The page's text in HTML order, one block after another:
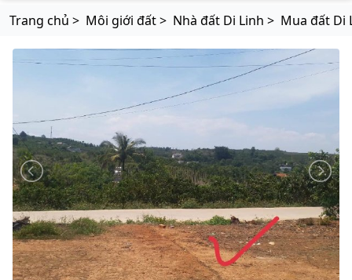
Trang chủ > Môi giới đất > Nhà đất Di Linh > Mua đất Di